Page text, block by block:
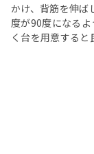
かけ、背筋を伸ば
度が90度になる
く台を用意すると